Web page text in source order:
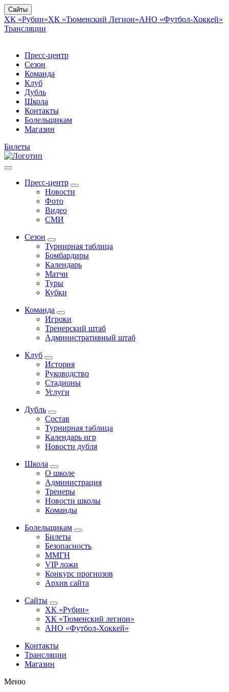
Сайты
ХК «Рубин»ХК «Тюменский Легион»АНО «Футбол-Хоккей»
Трансляции
Пресс-центр
Сезон
Команда
Клуб
Дубль
Школа
Контакты
Болельщикам
Магазин
Билеты
Пресс-центр
Новости
Фото
Видео
СМИ
Сезон
Турнирная таблица
Бомбардиры
Календарь
Матчи
Туры
Кубки
Команда
Игроки
Тренерский штаб
Административный штаб
Клуб
История
Руководство
Стадионы
Услуги
Дубль
Состав
Турнирная таблица
Календарь игр
Новости дубля
Школа
О школе
Администрация
Тренеры
Новости школы
Команды
Болельщикам
Билеты
Безопасность
ММГН
VIP ложи
Конкурс прогнозов
Архив сайта
Сайты
ХК «Рубин»
ХК «Тюменский легион»
АНО «Футбол-Хоккей»
Контакты
Трансляции
Магазин
Меню